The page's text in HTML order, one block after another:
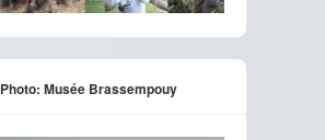
Photo: Musée Brassempouy